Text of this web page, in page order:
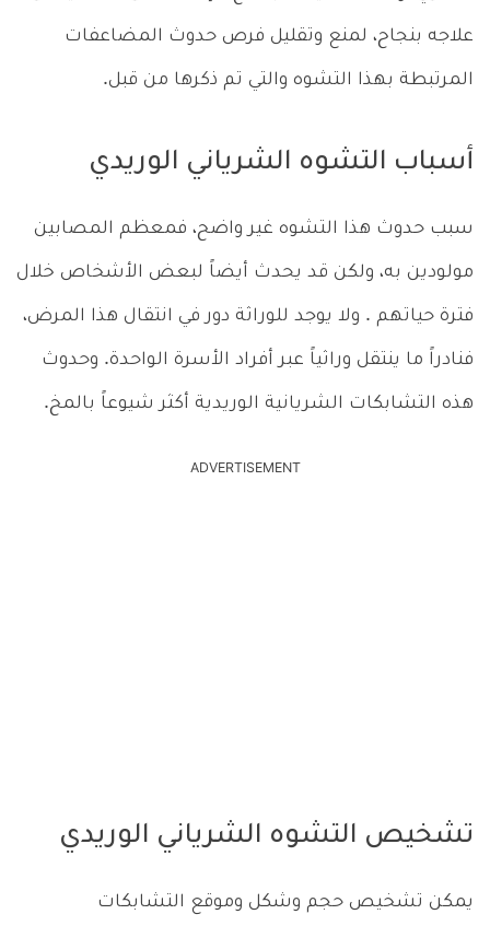
علاجه بنجاح، لمنع وتقليل فرص حدوث المضاعفات
المرتبطة بهذا التشوه والتي تم ذكرها من قبل.
أسباب التشوه الشرياني الوريدي
سبب حدوث هذا التشوه غير واضح، فمعظم المصابين
مولودين به، ولكن قد يحدث أيضاً لبعض الأشخاص خلال
فترة حياتهم . ولا يوجد للوراثة دور في انتقال هذا المرض،
فنادراً ما ينتقل وراثياً عبر أفراد الأسرة الواحدة. وحدوث
هذه التشابكات الشريانية الوريدية أكثر شيوعاً بالمخ.
ADVERTISEMENT
تشخيص التشوه الشرياني الوريدي
يمكن تشخيص حجم وشكل وموقع التشابكات